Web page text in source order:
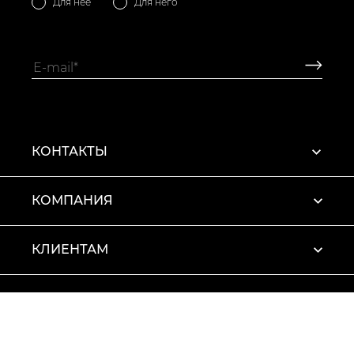
КОНТАКТЫ
КОМПАНИЯ
КЛИЕНТАМ